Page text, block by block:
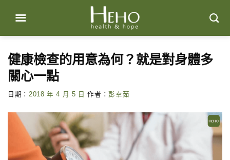
content
健康檢查的用意為何？就是對身體多
關心一點
日期： 2018 年 4 月 5 日 作者：彭幸茹